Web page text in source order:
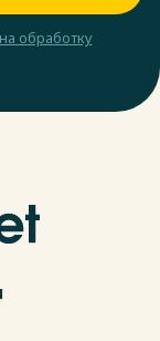
на обработку